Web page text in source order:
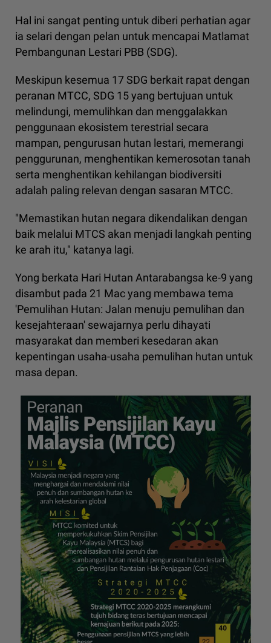
Hal ini sangat penting untuk diberi perhatian agar
ia selari dengan pelan untuk mencapai Matlamat
Pembangunan Lestari PBB (SDG).
Meskipun kesemua 17 SDG berkait rapat dengan
peranan MTCC, SDG 15 yang bertujuan untuk
melindungi, memulihkan dan menggalakkan
penggunaan ekosistem terestrial secara
mampan, pengurusan hutan lestari, memerangi
penggurunan, menghentikan kemerosotan tanah
serta menghentikan kehilangan biodiversiti
adalah paling relevan dengan sasaran MTCC.
"Memastikan hutan negara dikendalikan dengan
baik melalui MTCS akan menjadi langkah penting
ke arah itu," katanya lagi.
Yong berkata Hari Hutan Antarabangsa ke-9 yang
disambut pada 21 Mac yang membawa tema
'Pemulihan Hutan: Jalan menuju pemulihan dan
kesejahteraan' sewajarnya perlu dihayati
masyarakat dan memberi kesedaran akan
kepentingan usaha-usaha pemulihan hutan untuk
masa depan.